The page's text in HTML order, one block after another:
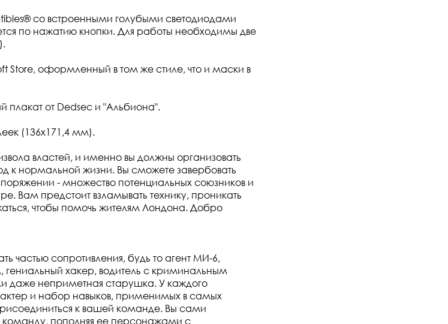
со встроенными голубыми светодиодами
по нажатию кнопки. Для работы необходимы две
Store, оформленный в том же стиле, что и маски в
плакат от Dedsec и "Альбиона".
(136x171,4 мм).
властей, и именно вы должны организовать
к нормальной жизни. Вы сможете завербовать
- множество потенциальных союзников и
Вам предстоит взламывать технику, проникать
чтобы помочь жителям Лондона. Добро
частью сопротивления, будь то агент МИ-6,
гениальный хакер, водитель с криминальным
даже неприметная старушка. У каждого
и набор навыков, применимых в самых
к вашей команде. Вы сами
команду, пополняя ее персонажами с